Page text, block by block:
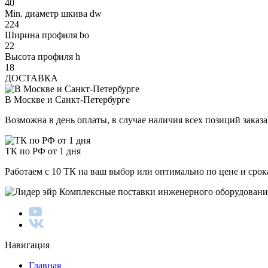
40
Min. диаметр шкива dw
224
Ширина профиля bo
22
Высота профиля h
18
ДОСТАВКА
В Москве и Санкт-Петербурге
Возможна в день оплаты, в случае наличия всех позиций заказа
ТК по РФ от 1 дня
Работаем с 10 ТК на ваш выбор или оптимально по цене и
Комплексные поставки инженерного
Навигация
Главная